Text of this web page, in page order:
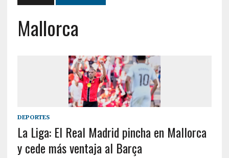
Mallorca
DEPORTES
La Liga: El Real Madrid pincha en Mallorca
y cede más ventaja al Barça